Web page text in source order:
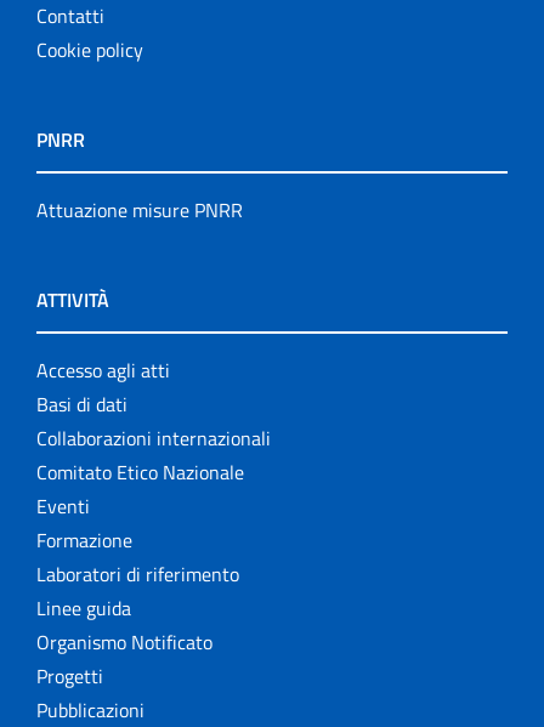
Contatti
Cookie policy
PNRR
Attuazione misure PNRR
ATTIVITÀ
Accesso agli atti
Basi di dati
Collaborazioni internazionali
Comitato Etico Nazionale
Eventi
Formazione
Laboratori di riferimento
Linee guida
Organismo Notificato
Progetti
Pubblicazioni